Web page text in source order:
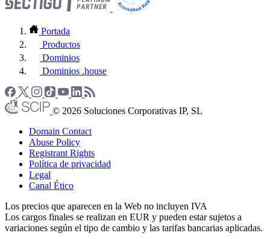
Portada
Productos
Dominios
Dominios .house
© 2026 Soluciones Corporativas IP, SL
Domain Contact
Abuse Policy
Registrant Rights
Política de privacidad
Legal
Canal Ético
Los precios que aparecen en la Web no incluyen IVA
Los cargos finales se realizan en EUR y pueden estar sujetos a
variaciones según el tipo de cambio y las tarifas bancarias aplicadas.